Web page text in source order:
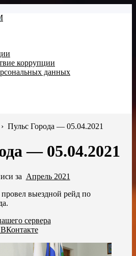
коррупции
данных
› Пульс Города — 05.04.2021
— 05.04.2021
за Апрель 2021
выездной рейд по
сервера